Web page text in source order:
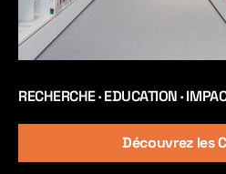
RECHERCHE · EDUCATION ·
Découvrez les